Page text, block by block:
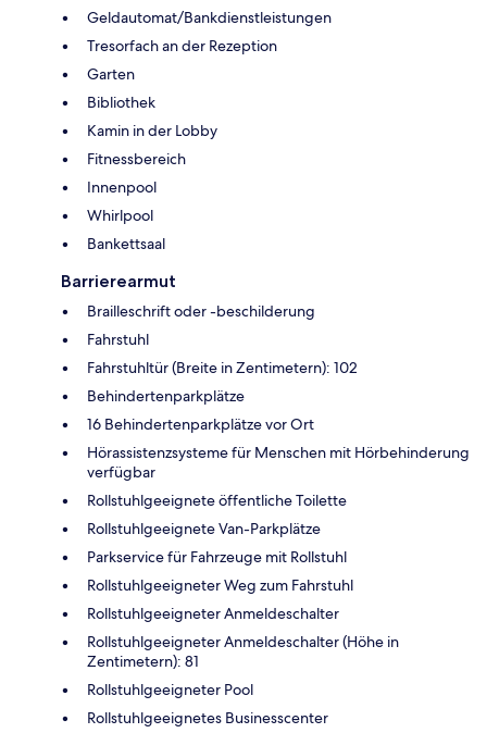
Geldautomat/Bankdienstleistungen
Tresorfach an der Rezeption
Garten
Bibliothek
Kamin in der Lobby
Fitnessbereich
Innenpool
Whirlpool
Bankettsaal
Barrierearmut
Brailleschrift oder -beschilderung
Fahrstuhl
Fahrstuhltür (Breite in Zentimetern): 102
Behindertenparkplätze
16 Behindertenparkplätze vor Ort
Hörassistenzsysteme für Menschen mit Hörbehinderung
verfügbar
Rollstuhlgeeignete öffentliche Toilette
Rollstuhlgeeignete Van-Parkplätze
Parkservice für Fahrzeuge mit Rollstuhl
Rollstuhlgeeigneter Weg zum Fahrstuhl
Rollstuhlgeeigneter Anmeldeschalter
Rollstuhlgeeigneter Anmeldeschalter (Höhe in
Zentimetern): 81
Rollstuhlgeeigneter Pool
Rollstuhlgeeignetes Businesscenter